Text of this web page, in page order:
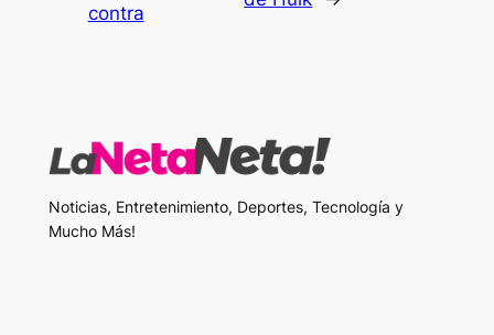
contra
Noticias, Entretenimiento, Deportes, Tecnología y
Mucho Más!